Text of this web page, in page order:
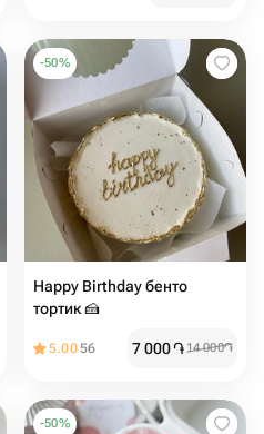
-50%
Happy Birthday бенто
тортик 🍰
5.0056 7 000֏14 000֏
-50%